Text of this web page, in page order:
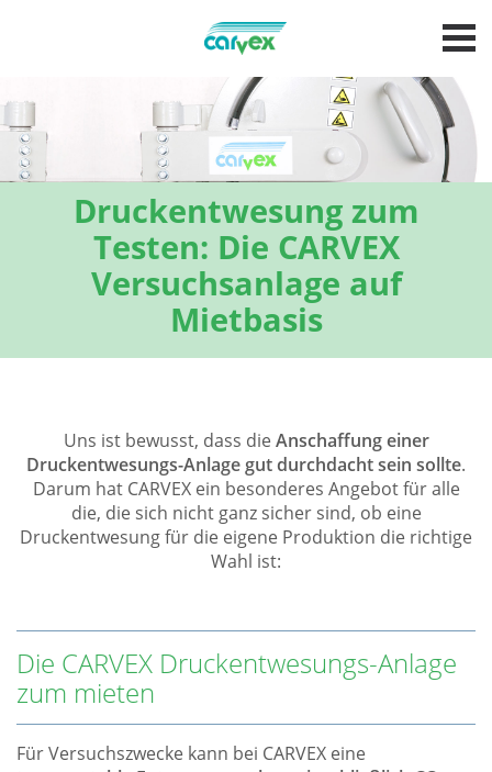
Druckentwesung zum
Testen: Die CARVEX
Versuchsanlage auf
Mietbasis
Uns ist bewusst, dass die Anschaffung einer
Druckentwesungs-Anlage gut durchdacht sein sollte.
Darum hat CARVEX ein besonderes Angebot für alle
die, die sich nicht ganz sicher sind, ob eine
Druckentwesung für die eigene Produktion die richtige
Wahl ist:
Die CARVEX Druckentwesungs-Anlage
zum mieten
Für Versuchszwecke kann bei CARVEX eine